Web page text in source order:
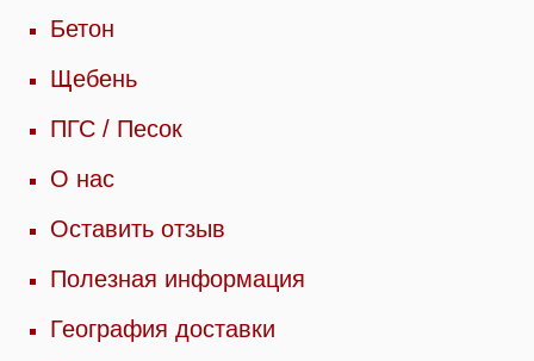
Бетон
Щебень
ПГС / Песок
О нас
Оставить отзыв
Полезная информация
География доставки